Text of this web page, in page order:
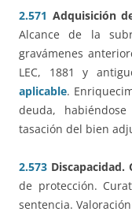
2.571 Adquisición
Alcance de la
gravámenes
LEC, 1881 y
aplicable.
deuda,
tasación del bien
2.573
de protección.
sentencia.